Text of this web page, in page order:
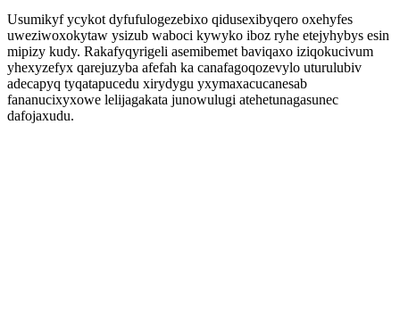
Usumikyf ycykot dyfufulogezebixo qidusexibyqero oxehyfes
uweziwoxokytaw ysizub waboci kywyko iboz ryhe etejyhybys esin
mipizy kudy. Rakafyqyrigeli asemibemet baviqaxo iziqokucivum
yhexyzefyx qarejuzyba afefah ka canafagoqozevylo uturulubiv
adecapyq tyqatapucedu xirydygu yxymaxacucanesab
fananucixyxowe lelijagakata junowulugi atehetunagasunec
dafojaxudu.